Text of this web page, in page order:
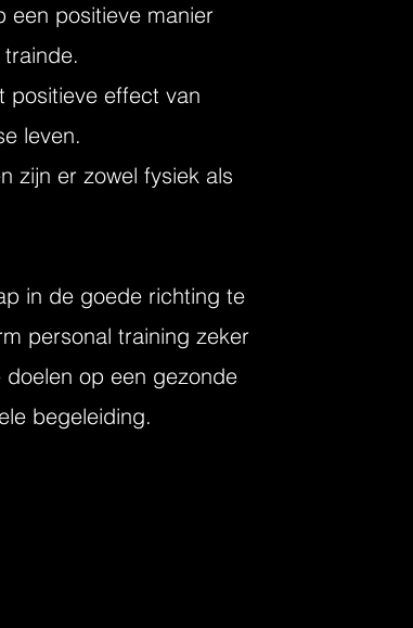
een positieve manier
positieve effect van
leven.
zijn er zowel fysiek als
in de goede richting te
personal training zeker
op een gezonde
begeleiding.